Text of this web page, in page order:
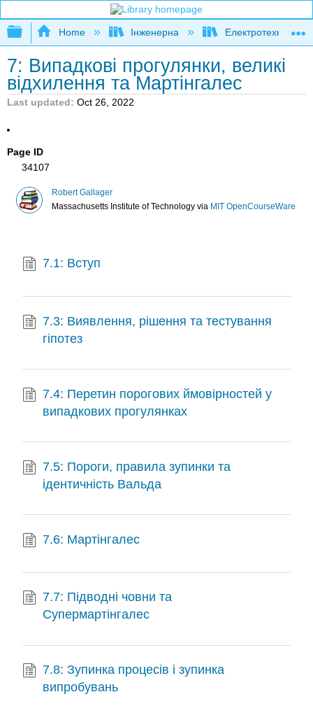
Expand/collapse global hierarchy
Home Інженерна Електротехніка
7: Випадкові прогулянки, великі
відхилення та Мартінгалес
Last updated Oct 26, 2022
Page ID
34107
Robert Gallager
Massachusetts Institute of Technologyvia MIT OpenCourseWare
7.1: Вступ
7.3: Виявлення, рішення та тестування
гіпотез
7.4: Перетин порогових ймовірностей у
випадкових прогулянках
7.5: Пороги, правила зупинки та
ідентичність Вальда
7.6: Мартінгалес
7.7: Підводні човни та
Супермартінгалес
7.8: Зупинка процесів і зупинка
випробувань